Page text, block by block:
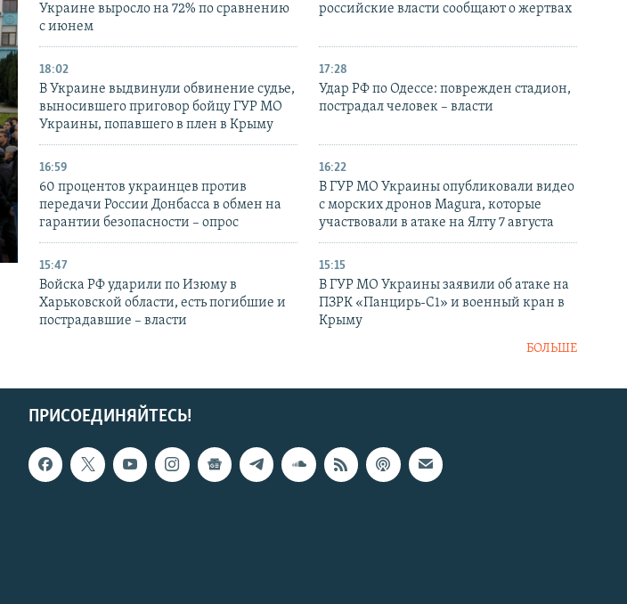
Украине выросло на 72% по сравнению
с июнем
российские власти сообщают о жертвах
18:02
В Украине выдвинули обвинение судье,
выносившего приговор бойцу ГУР МО
Украины, попавшего в плен в Крыму
17:28
Удар РФ по Одессе: поврежден стадион,
пострадал человек – власти
16:59
60 процентов украинцев против
передачи России Донбасса в обмен на
гарантии безопасности – опрос
16:22
В ГУР МО Украины опубликовали видео
с морских дронов Magura, которые
участвовали в атаке на Ялту 7 августа
15:47
Войска РФ ударили по Изюму в
Харьковской области, есть погибшие и
пострадавшие – власти
15:15
В ГУР МО Украины заявили об атаке на
ПЗРК «Панцирь-С1» и военный кран в
Крыму
БОЛЬШЕ
ПРИСОЕДИНЯЙТЕСЬ!